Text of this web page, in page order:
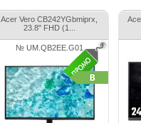
Acer Vero CB242YGbmiprx,
23.8" FHD (1...
№ UM.QB2EE.G01